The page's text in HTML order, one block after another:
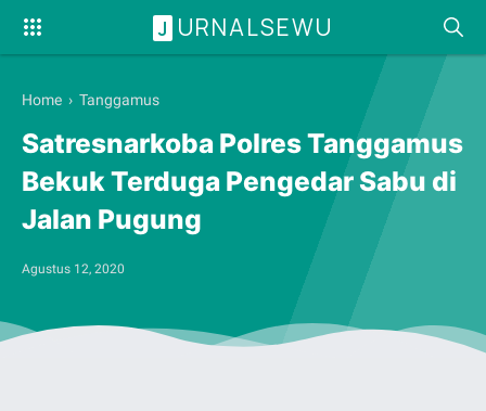
J URNALSEWU
Home › Tanggamus
Satresnarkoba Polres Tanggamus
Bekuk Terduga Pengedar Sabu di
Jalan Pugung
Agustus 12, 2020